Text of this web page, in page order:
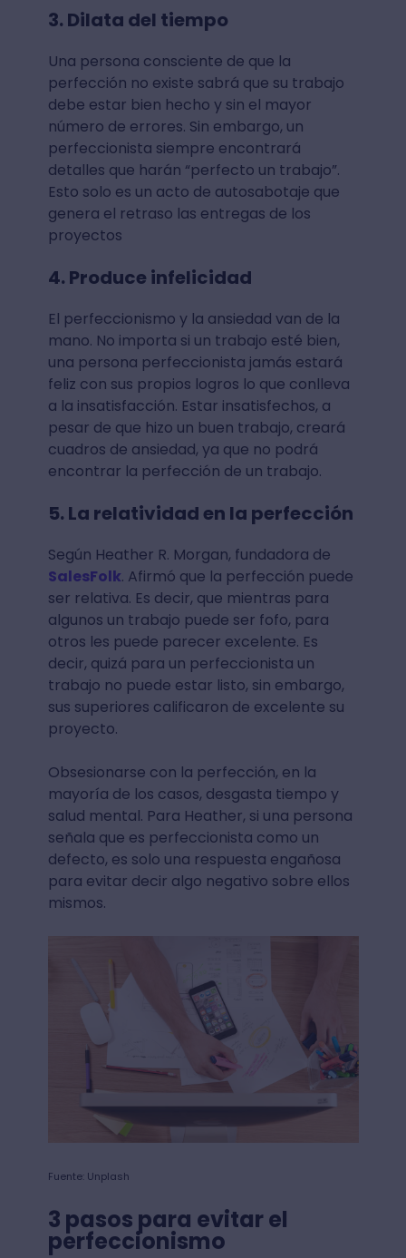
3. Dilata del tiempo
Una persona consciente de que la
perfección no existe sabrá que su trabajo
debe estar bien hecho y sin el mayor
número de errores. Sin embargo, un
perfeccionista siempre encontrará
detalles que harán “perfecto un trabajo”.
Esto solo es un acto de autosabotaje que
genera el retraso las entregas de los
proyectos
4. Produce infelicidad
El perfeccionismo y la ansiedad van de la
mano. No importa si un trabajo esté bien,
una persona perfeccionista jamás estará
feliz con sus propios logros lo que conlleva
a la insatisfacción. Estar insatisfechos, a
pesar de que hizo un buen trabajo, creará
cuadros de ansiedad, ya que no podrá
encontrar la perfección de un trabajo.
5. La relatividad en la perfección
Según Heather R. Morgan, fundadora de
SalesFolk. Afirmó que la perfección puede
ser relativa. Es decir, que mientras para
algunos un trabajo puede ser fofo, para
otros les puede parecer excelente. Es
decir, quizá para un perfeccionista un
trabajo no puede estar listo, sin embargo,
sus superiores calificaron de excelente su
proyecto.
Obsesionarse con la perfección, en la
mayoría de los casos, desgasta tiempo y
salud mental. Para Heather, si una persona
señala que es perfeccionista como un
defecto, es solo una respuesta engañosa
para evitar decir algo negativo sobre ellos
mismos.
Fuente: Unplash
3 pasos para evitar el
perfeccionismo